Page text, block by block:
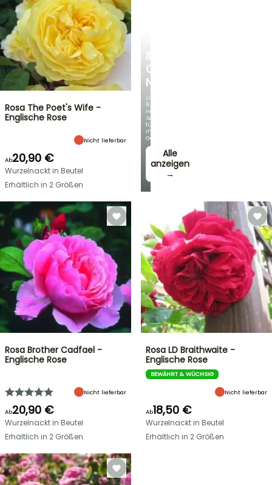
IRIS
GERMANICA
NEUHEITEN
Über
60
neue
Sorten
für
Ihren
Garten!
Alle
anzeigen
→
Rosa The Poet's Wife -
Englische Rose
Nicht lieferbar
Ab20,90 €
Wurzelnackt in Beutel
Erhältlich in 2 Größen
Rosa Brother Cadfael -
Englische Rose
Nicht lieferbar
Ab20,90 €
Wurzelnackt in Beutel
Erhältlich in 2 Größen
Rosa LD Braithwaite -
Englische Rose
BEWÄHRT & WÜCHSIG
Nicht lieferbar
Ab18,50 €
Wurzelnackt in Beutel
Erhältlich in 2 Größen